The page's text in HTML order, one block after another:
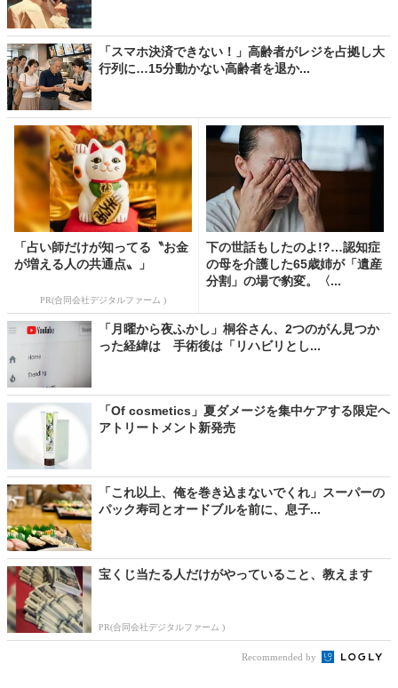
「スマホ決済できない！」高齢者がレジを占拠し大
行列に…15分動かない高齢者を退か...
「占い師だけが知ってる〝お金
が増える人の共通点〟」
PR(合同会社デジタルファーム )
下の世話もしたのよ!?…認知症
の母を介護した65歳姉が「遺産
分割」の場で豹変。〈...
「月曜から夜ふかし」桐谷さん、2つのがん見つか
った経緯は 手術後は「リハビリとし...
「Of cosmetics」夏ダメージを集中ケアする限定ヘ
アトリートメント新発売
「これ以上、俺を巻き込まないでくれ」スーパーの
パック寿司とオードブルを前に、息子...
宝くじ当たる人だけがやっていること、教えます
PR(合同会社デジタルファーム )
Recommended by